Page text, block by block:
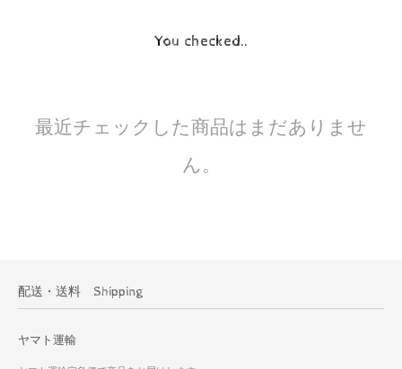
You checked..
最近チェックした商品はまだありませ
ん。
配送・送料 Shipping
ヤマト運輸